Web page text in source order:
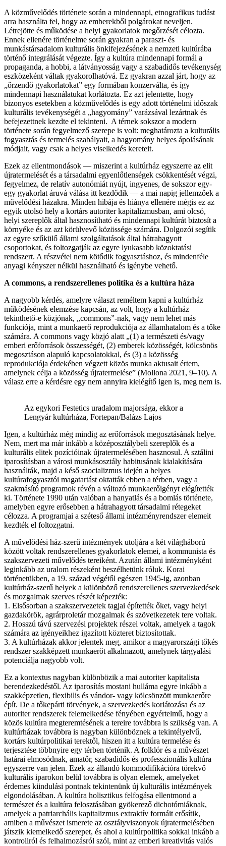
A közművelődés története során a mindennapi, etnografikus tudást
arra használta fel, hogy az emberekből polgárokat neveljen.
Létrejötte és működése a helyi gyakorlatok megőrzését célozta.
Ennek ellenére történelme során gyakran a paraszt- és
munkástársadalom kulturális önkifejezésének a nemzeti kultúrába
történő integrálását végezte. Így a kultúra mindennapi formái a
propaganda, a hobbi, a látványosság vagy a szabadidős tevékenység
eszközeként váltak gyakorolhatóvá. Ez gyakran azzal járt, hogy az
„őrzendő gyakorlatokat” egy formában konzerválta, és így
mindennapi használatukat korlátozta. Ez azt jelentette, hogy
bizonyos esetekben a közművelődés is egy adott történelmi időszak
kulturális tevékenységét a „hagyomány” varázsával lezártnak és
befejezettnek kezdte el tekinteni. A térnek sokszor a modern
története során fegyelmező szerepe is volt: meghatározta a kulturális
fogyasztás és termelés szabályait, a hagyomány helyes ápolásának
módjait, vagy csak a helyes viselkedés kereteit.
Ezek az ellentmondások — miszerint a kultúrház egyszerre az elit
újratermelését és a társadalmi egyenlőtlenségek csökkentését végzi,
fegyelmez, de relatív autonómiát nyújt, ingyenes, de sokszor egy-
egy gyakorlat áruvá válása itt kezdődik — a mai napig jellemzőek a
művelődési házakra. Minden hibája és hiánya ellenére mégis ez az
egyik utolsó hely a kortárs autoriter kapitalizmusban, ami olcsó,
helyi szereplők által hasznosítható és mindennapi kultúrát biztosít a
környéke és az azt körülvevő közössége számára. Dolgozói segítik
az egyre szűkülő állami szolgáltatások által hátrahagyott
csoportokat, és foltozgatják az egyre lyukasabb közoktatási
rendszert. A részvétel nem kötődik fogyasztáshoz, és mindenféle
anyagi kényszer nélkül használható és igénybe vehető.
A commons, a rendszerellenes politika és a kultúra háza
A nagyobb kérdés, amelyre választ reméltem kapni a kultúrház
működésének elemzése kapcsán, az volt, hogy a kultúrház
tekinthető-e közjónak, „commons”-nak, vagy nem lehet más
funkciója, mint a munkaerő reprodukciója az államhatalom és a tőke
számára. A commons vagy közjó alatt „(1) a természeti és/vagy
emberi erőforrások összességét, (2) emberek közösségét, kölcsönös
megosztáson alapuló kapcsolatokkal, és (3) a közösség
reprodukciója érdekében végzett közös munka aktusait értem,
amelynek célja a közösség újratermelése” (Mollona 2021, 9–10). A
válasz erre a kérdésre egy nem annyira kielégítő igen is, meg nem is.
Az egykori Festetics uradalom majorsága, ekkor a
Lengyár kultúrháza, Fortepan/Balázs Lajos
Igen, a kultúrház még mindig az erőforrások megosztásának helye.
Nem, mert ma már inkább a középosztálybeli szereplők és a
kulturális elitek pozícióinak újratermelésében hasznosul. A sztálini
iparosításban a városi munkásosztály habitusának kialakítására
használták, majd a késő szocializmus idején a helyes
kultúrafogyasztói magatartást oktatták ebben a térben, vagy a
szakmásító programok révén a változó munkaerőigényt elégítették
ki. Története 1990 után valóban a hanyatlás és a bomlás története,
amelyben egyre erősebben a hátrahagyott társadalmi rétegeket
célozza. A programjai a széteső állami intézményrendszer elemeit
kezdték el foltozgatni.
A művelődési ház-szerű intézmények utoljára a két világháború
között voltak rendszerellenes gyakorlatok elemei, a kommunista és
szakszervezeti művelődés tereiként. Azután állami intézményként
leginkább az uralom részeként beszélhetünk róluk. Korai
történetükben, a 19. század végétől egészen 1945-ig, azonban
kultúrház-szerű helyek a különböző rendszerellenes szervezkedések
és mozgalmak szerves részét képezték:
1. Elsősorban a szakszervezetek tagjai építették őket, vagy helyi
gazdakörök, agrárproletár mozgalmak és szövetkezetek tere voltak.
2. Hosszú távú szervezési projektek részei voltak, amelyek a tagok
számára az igényeikhez igazított közteret biztosítottak.
3. A kultúrházak akkor jelentek meg, amikor a magyarországi tőkés
rendszer szakképzett munkaerőt alkalmazott, amelynek tárgyalási
potenciálja nagyobb volt.
Ez a kontextus nagyban különbözik a mai autoriter kapitalista
berendezkedéstől. Az iparosítás mostani hulláma egyre inkább a
szakképzetlen, flexibilis és vándor- vagy kölcsönzött munkaerőre
épít. De a tőkepárti törvények, a szervezkedés korlátozása és az
autoriter rendszerek felemelkedése fényében egyértelmű, hogy a
közös kultúra megteremtésének a tereire továbbra is szükség van. A
kultúrházak továbbra is nagyban különböznek a tekintélyelvű,
kortárs kultúrpolitikai terektől, hiszen itt a kultúra termelése és
terjesztése többnyire egy térben történik. A folklór és a művészet
határai elmosódnak, amatőr, szabadidős és professzionális kultúra
egyszerre van jelen. Ezek az állandó kommodifikációra törekvő
kulturális iparokon belül továbbra is olyan elemek, amelyeket
érdemes kiindulási pontnak tekintenünk új kulturális intézmények
elgondolásában. A kultúra holisztikus felfogása ellentmond a
természet és a kultúra felosztásában gyökerező dichotómiáknak,
amelyek a patriarchális kapitalizmus extraktív formáit erősítik,
amiben a művészet ismerete az osztályviszonyok újratermelésében
játszik kiemelkedő szerepet, és ahol a kultúrpolitika sokkal inkább a
kontrollról és felhalmozásról szól, mint az emberi kreativitás valós